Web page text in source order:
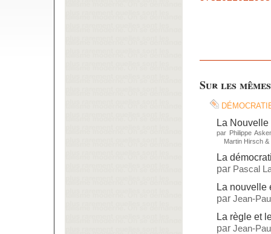
Sur les
La
par Philippe
Martin Hirsch &
La
par Pascal
La nouvelle
par Jean-
La règle et
par Jean-